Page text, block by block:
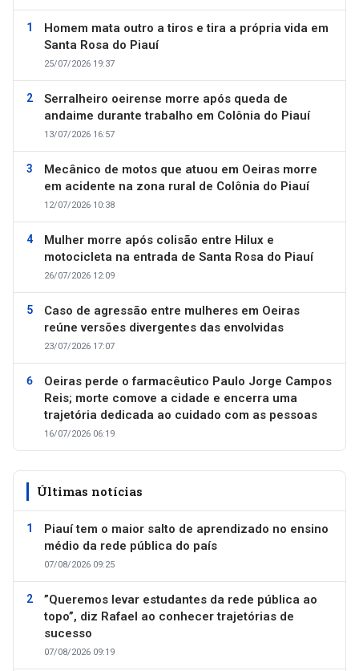
Homem mata outro a tiros e tira a própria vida em
Santa Rosa do Piauí
25/07/2026 19:37
Serralheiro oeirense morre após queda de
andaime durante trabalho em Colônia do Piauí
13/07/2026 16:57
Mecânico de motos que atuou em Oeiras morre
em acidente na zona rural de Colônia do Piauí
12/07/2026 10:38
Mulher morre após colisão entre Hilux e
motocicleta na entrada de Santa Rosa do Piauí
26/07/2026 12:09
Caso de agressão entre mulheres em Oeiras
reúne versões divergentes das envolvidas
23/07/2026 17:07
Oeiras perde o farmacêutico Paulo Jorge Campos
Reis; morte comove a cidade e encerra uma
trajetória dedicada ao cuidado com as pessoas
16/07/2026 06:19
Últimas notícias
Piauí tem o maior salto de aprendizado no ensino
médio da rede pública do país
07/08/2026 09:25
”Queremos levar estudantes da rede pública ao
topo”, diz Rafael ao conhecer trajetórias de
sucesso
07/08/2026 09:19